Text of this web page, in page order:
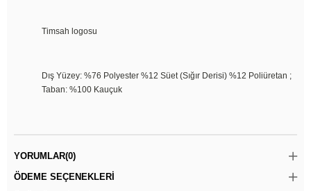
Timsah logosu
Dış Yüzey: %76 Polyester %12 Süet (Sığır Derisi) %12 Poliüretan ;
Taban: %100 Kauçuk
YORUMLAR(0)
ÖDEME SEÇENEKLERI